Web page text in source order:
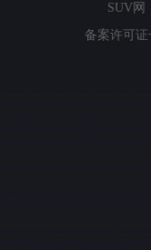
SUV网
备案许可证